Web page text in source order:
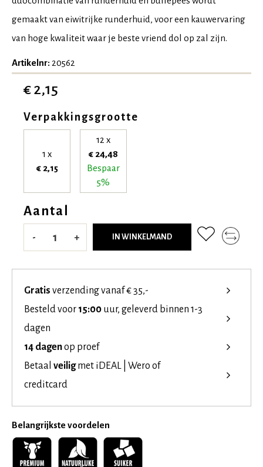
gemaakt van eiwitrijke runderhuid, voor een kauwervaring
van hoge kwaliteit waar je beste vriend dol op zal zijn.
Artikelnr: 20562
€ 2,15
Verpakkingsgrootte
1 x
€ 2,15
12 x
€ 24,48
Bespaar
5%
Aantal
- + IN WINKELMAND
Gratis verzending vanaf € 35,-
Besteld voor 15:00 uur, geleverd binnen 1-3
dagen
14 dagenop proef
Betaal veiligmet iDEAL | Wero of
creditcard
Belangrijkste voordelen